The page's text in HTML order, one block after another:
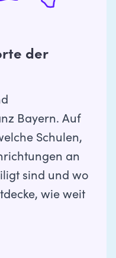
der
Bayern. Auf
Schulen,
an
sind und wo
wie weit